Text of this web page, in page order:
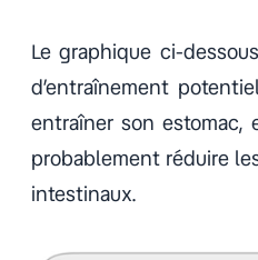
Le graphique ci-
d’entraînement
entraîner son
probablement réduire
intestinaux.